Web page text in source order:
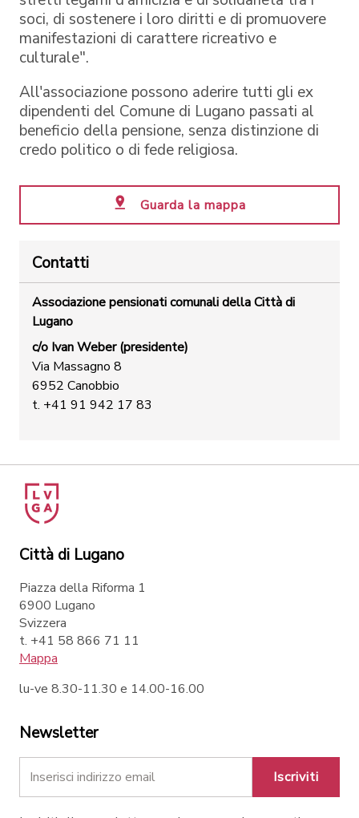
soci, di sostenere i loro diritti e di promuovere
manifestazioni di carattere ricreativo e
culturale".
All'associazione possono aderire tutti gli ex
dipendenti del Comune di Lugano passati al
beneficio della pensione, senza distinzione di
credo politico o di fede religiosa.
Guarda la mappa
Contatti
Associazione pensionati comunali della Città di
Lugano
c/o Ivan Weber (presidente)
Via Massagno 8
6952 Canobbio
t. +41 91 942 17 83
Città di Lugano
Piazza della Riforma 1
6900 Lugano
Svizzera
t. +41 58 866 71 11
Mappa
lu-ve 8.30-11.30 e 14.00-16.00
Newsletter
Iscriviti